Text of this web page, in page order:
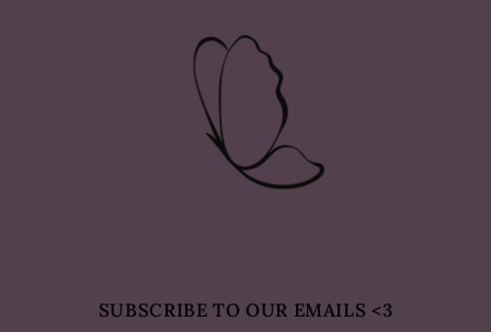
SUBSCRIBE TO OUR EMAILS <3